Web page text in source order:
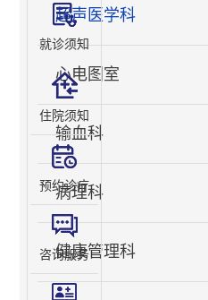
超声医学科
心电图室
输血科
病理科
健康管理科
就诊须知
住院须知
预约诊疗
咨询服务